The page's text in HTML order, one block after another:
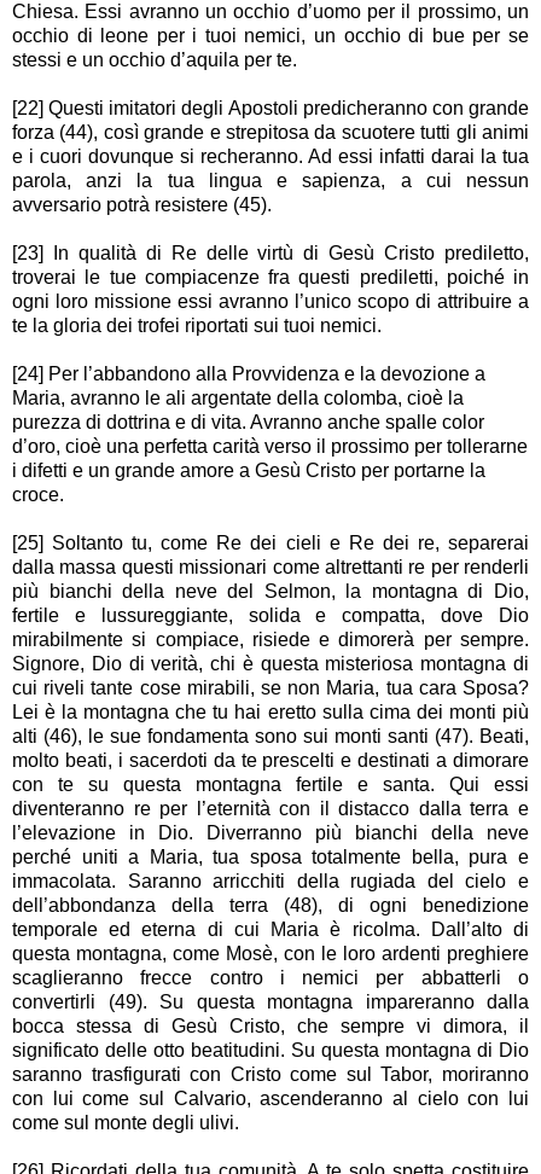
Chiesa. Essi avranno un occhio d’uomo per il prossimo, un
occhio di leone per i tuoi nemici, un occhio di bue per se
stessi e un occhio d’aquila per te.
[22] Questi imitatori degli Apostoli predicheranno con grande
forza (44), così grande e strepitosa da scuotere tutti gli animi
e i cuori dovunque si recheranno. Ad essi infatti darai la tua
parola, anzi la tua lingua e sapienza, a cui nessun
avversario potrà resistere (45).
[23] In qualità di Re delle virtù di Gesù Cristo prediletto,
troverai le tue compiacenze fra questi prediletti, poiché in
ogni loro missione essi avranno l’unico scopo di attribuire a
te la gloria dei trofei riportati sui tuoi nemici.
[24] Per l’abbandono alla Provvidenza e la devozione a
Maria, avranno le ali argentate della colomba, cioè la
purezza di dottrina e di vita. Avranno anche spalle color
d’oro, cioè una perfetta carità verso il prossimo per tollerarne
i difetti e un grande amore a Gesù Cristo per portarne la
croce.
[25] Soltanto tu, come Re dei cieli e Re dei re, separerai
dalla massa questi missionari come altrettanti re per renderli
più bianchi della neve del Selmon, la montagna di Dio,
fertile e lussureggiante, solida e compatta, dove Dio
mirabilmente si compiace, risiede e dimorerà per sempre.
Signore, Dio di verità, chi è questa misteriosa montagna di
cui riveli tante cose mirabili, se non Maria, tua cara Sposa?
Lei è la montagna che tu hai eretto sulla cima dei monti più
alti (46), le sue fondamenta sono sui monti santi (47). Beati,
molto beati, i sacerdoti da te prescelti e destinati a dimorare
con te su questa montagna fertile e santa. Qui essi
diventeranno re per l’eternità con il distacco dalla terra e
l’elevazione in Dio. Diverranno più bianchi della neve
perché uniti a Maria, tua sposa totalmente bella, pura e
immacolata. Saranno arricchiti della rugiada del cielo e
dell’abbondanza della terra (48), di ogni benedizione
temporale ed eterna di cui Maria è ricolma. Dall’alto di
questa montagna, come Mosè, con le loro ardenti preghiere
scaglieranno frecce contro i nemici per abbatterli o
convertirli (49). Su questa montagna impareranno dalla
bocca stessa di Gesù Cristo, che sempre vi dimora, il
significato delle otto beatitudini. Su questa montagna di Dio
saranno trasfigurati con Cristo come sul Tabor, moriranno
con lui come sul Calvario, ascenderanno al cielo con lui
come sul monte degli ulivi.